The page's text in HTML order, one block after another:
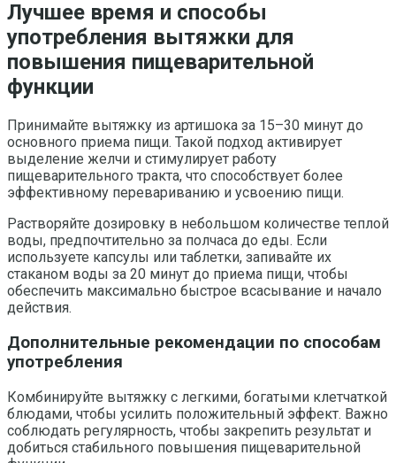
Лучшее время и способы
употребления вытяжки для
повышения пищеварительной
функции
Принимайте вытяжку из артишока за 15–30 минут до
основного приема пищи. Такой подход активирует
выделение желчи и стимулирует работу
пищеварительного тракта, что способствует более
эффективному перевариванию и усвоению пищи.
Растворяйте дозировку в небольшом количестве теплой
воды, предпочтительно за полчаса до еды. Если
используете капсулы или таблетки, запивайте их
стаканом воды за 20 минут до приема пищи, чтобы
обеспечить максимально быстрое всасывание и начало
действия.
Дополнительные рекомендации по способам
употребления
Комбинируйте вытяжку с легкими, богатыми клетчаткой
блюдами, чтобы усилить положительный эффект. Важно
соблюдать регулярность, чтобы закрепить результат и
добиться стабильного повышения пищеварительной